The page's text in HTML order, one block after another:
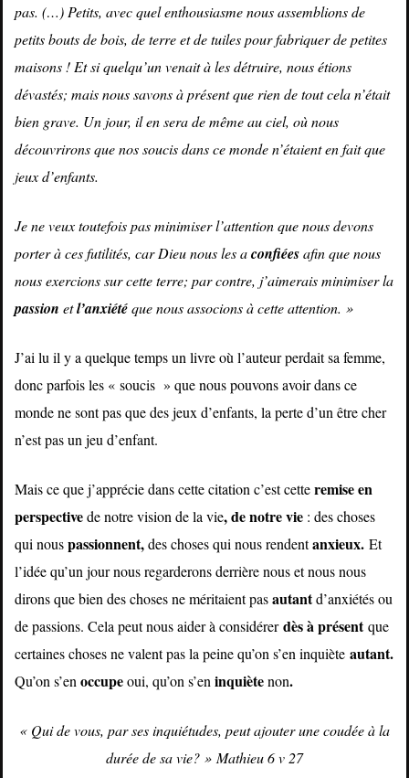
pas. (…) Petits, avec quel enthousiasme nous assemblions de
petits bouts de bois, de terre et de tuiles pour fabriquer de petites
maisons ! Et si quelqu’un venait à les détruire, nous étions
dévastés; mais nous savons à présent que rien de tout cela n’était
bien grave. Un jour, il en sera de même au ciel, où nous
découvrirons que nos soucis dans ce monde n’étaient en fait que
jeux d’enfants.
Je ne veux toutefois pas minimiser l’attention que nous devons
porter à ces futilités, car Dieu nous les aconfiéesafin que nous
nous exercions sur cette terre; par contre, j’aimerais minimiser la
passion etl’anxiétéque nous associons à cette attention. »
J’ai lu il y a quelque temps un livre où l’auteur perdait sa femme,
donc parfois les « soucis » que nous pouvons avoir dans ce
monde ne sont pas que des jeux d’enfants, la perte d’un être cher
n’est pas un jeu d’enfant.
Mais ce que j’apprécie dans cette citation c’est cetteremise en
perspectivede notre vision de la vie, de notre vie : des choses
qui nouspassionnent,des choses qui nous rendentanxieux.Et
l’idée qu’un jour nous regarderons derrière nous et nous nous
dirons que bien des choses ne méritaient pasautantd’anxiétés ou
de passions. Cela peut nous aider à considérerdès à présentque
certaines choses ne valent pas la peine qu’on s’en inquièteautant.
Qu’on s’enoccupeoui, qu’on s’eninquiètenon.
« Qui de vous, par ses inquiétudes, peut ajouter une coudée à la
durée de sa vie? » Mathieu 6 v 27